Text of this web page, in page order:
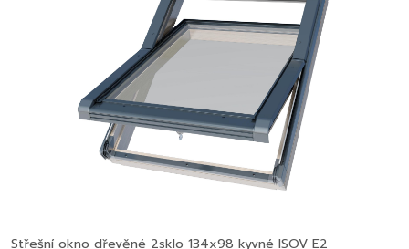
Střešní okno dřevěné 2sklo 134x98 kyvné ISOV E2